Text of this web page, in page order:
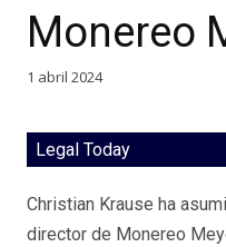
Monereo
1 abril 2024
Legal Today
Christian Krause ha
director de Monereo